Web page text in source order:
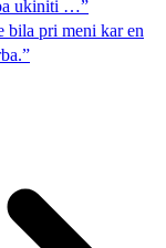
ukiniti …”
bila pri meni kar en